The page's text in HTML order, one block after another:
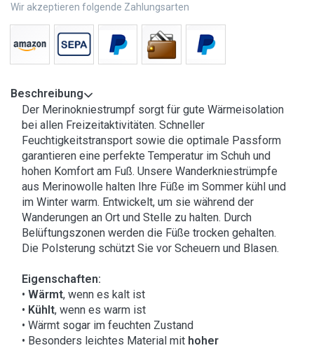
Wir akzeptieren folgende Zahlungsarten
Beschreibung
Der Merinokniestrumpf sorgt für gute Wärmeisolation
bei allen Freizeitaktivitäten. Schneller
Feuchtigkeitstransport sowie die optimale Passform
garantieren eine perfekte Temperatur im Schuh und
hohen Komfort am Fuß. Unsere Wanderkniestrümpfe
aus Merinowolle halten Ihre Füße im Sommer kühl und
im Winter warm. Entwickelt, um sie während der
Wanderungen an Ort und Stelle zu halten. Durch
Belüftungszonen werden die Füße trocken gehalten.
Die Polsterung schützt Sie vor Scheuern und Blasen.
Eigenschaften:
• Wärmt, wenn es kalt ist
• Kühlt, wenn es warm ist
• Wärmt sogar im feuchten Zustand
• Besonders leichtes Material mit hoher